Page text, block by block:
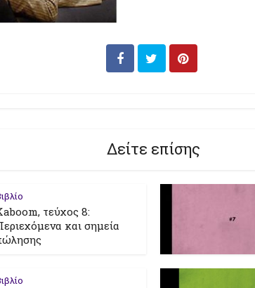
Δείτε επίσης
τεύχος 8:
και σημεία